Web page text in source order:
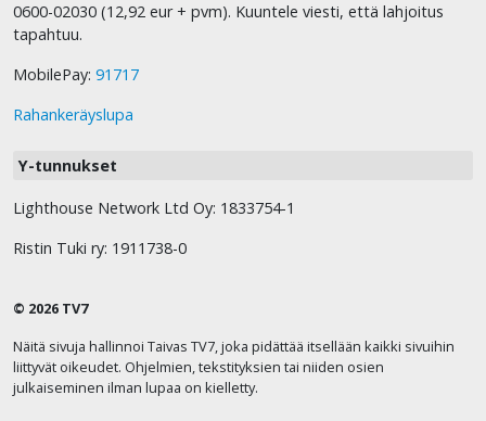
0600-02030 (12,92 eur + pvm). Kuuntele viesti, että lahjoitus
tapahtuu.
MobilePay: 91717
Rahankeräyslupa
Y-tunnukset
Lighthouse Network Ltd Oy: 1833754-1
Ristin Tuki ry: 1911738-0
© 2026 TV7
Näitä sivuja hallinnoi Taivas TV7, joka pidättää itsellään kaikki sivuihin
liittyvät oikeudet. Ohjelmien, tekstityksien tai niiden osien
julkaiseminen ilman lupaa on kielletty.